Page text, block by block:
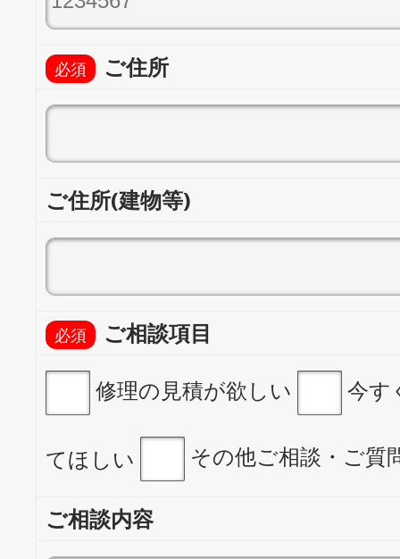
ご住所
ご住所(建物等)
ご相談項目
修理の見積が欲しい
今す
てほしい その他ご相談・ご質
ご相談内容